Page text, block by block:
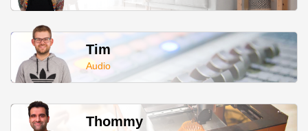
Tim
Audio
Thommy